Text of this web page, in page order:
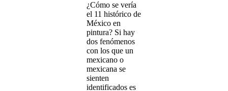
¿Cómo se vería
el 11 histórico de
México en
pintura? Si hay
dos fenómenos
con los que un
mexicano o
mexicana se
sienten
identificados es